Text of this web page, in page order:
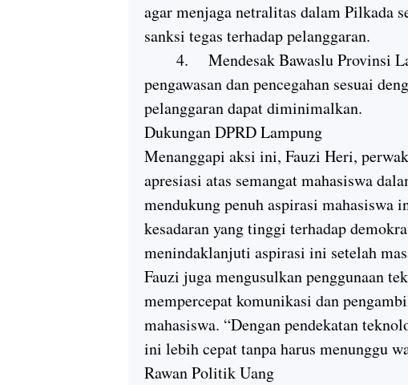
agar menjaga netralitas dalam Pilkada
sanksi tegas terhadap pelanggaran.
4.
Mendesak Bawaslu Provinsi
pengawasan dan pencegahan sesuai
pelanggaran dapat diminimalkan.
Dukungan DPRD Lampung
Menanggapi aksi ini, Fauzi Heri,
apresiasi atas semangat mahasiswa
mendukung penuh aspirasi mahasiswa
kesadaran yang tinggi terhadap
menindaklanjuti aspirasi ini setelah
Fauzi juga mengusulkan penggunaan
mempercepat komunikasi dan
mahasiswa. “Dengan pendekatan
ini lebih cepat tanpa harus menunggu
Rawan Politik Uang